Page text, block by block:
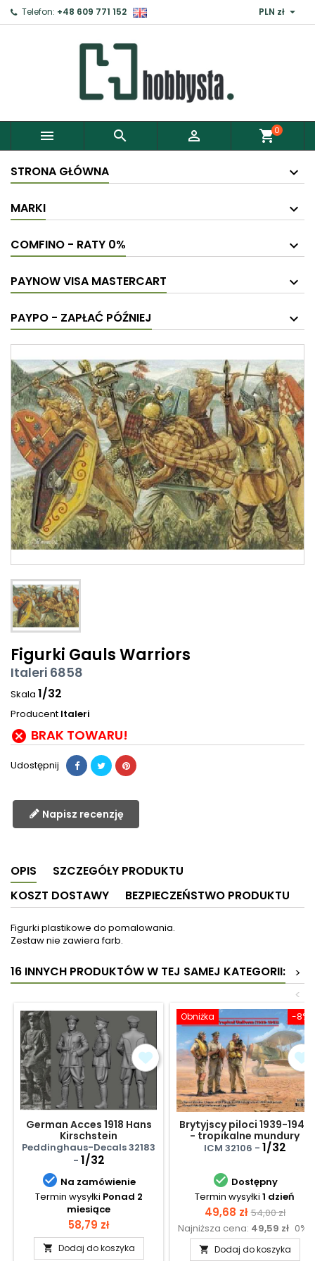
Telefon: +48 609 771 152 PLN zł 
   shopping_cart0
STRONA GŁÓWNA
MARKI
COMFINO - RATY 0%
PAYNOW VISA MASTERCART
PAYPO - ZAPŁAĆ PÓŹNIEJ
Figurki Gauls Warriors
Italeri 6858
Skala 1/32
Producent Italeri
 BRAK TOWARU!
Udostępnij
Napisz recenzję
OPIS
SZCZEGÓŁY PRODUKTU
KOSZT DOSTAWY
BEZPIECZEŃSTWO PRODUKTU
Figurki plastikowe do pomalowania.
Zestaw nie zawiera farb.
16 INNYCH PRODUKTÓW W TEJ SAMEJ KATEGORII:
>
<
German Acces 1918 Hans
Kirschstein
Peddinghaus-Decals 32183
- 1/32
 Na zamówienie
Termin wysyłki Ponad 2
miesiące
Cena
58,79 zł
 Dodaj do koszyka
-8%
Obniżka
Brytyjscy piloci 1939-1943
- tropikalne mundury
ICM 32106 - 1/32
 Dostępny
Termin wysyłki 1 dzień
Cena
49,68 zł Cena
54,00 zł
Najniższa cena: 49,59 zł 0%
 Dodaj do koszyka